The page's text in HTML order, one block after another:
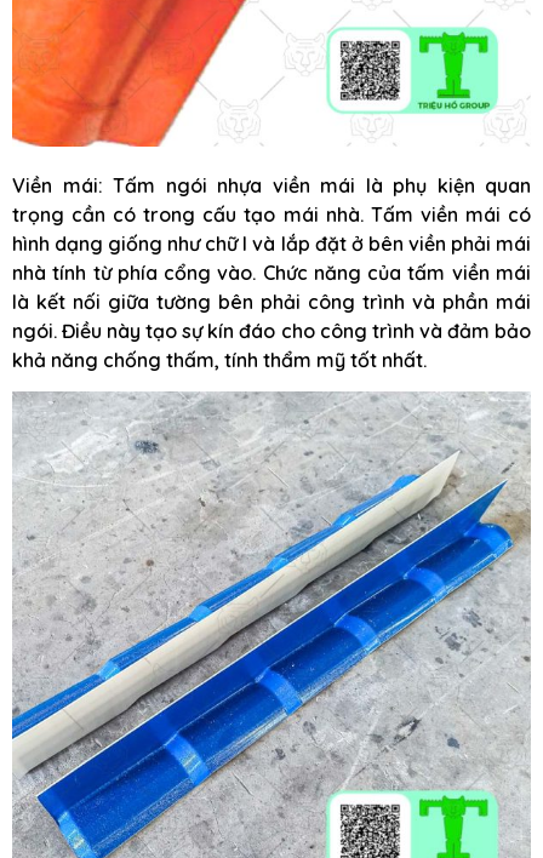
Viền mái: Tấm ngói nhựa viền mái là phụ kiện quan
trọng cần có trong cấu tạo mái nhà. Tấm viền mái có
hình dạng giống như chữ I và lắp đặt ở bên viền phải mái
nhà tính từ phía cổng vào. Chức năng của tấm viền mái
là kết nối giữa tường bên phải công trình và phần mái
ngói. Điều này tạo sự kín đáo cho công trình và đảm bảo
khả năng chống thấm, tính thẩm mỹ tốt nhất.